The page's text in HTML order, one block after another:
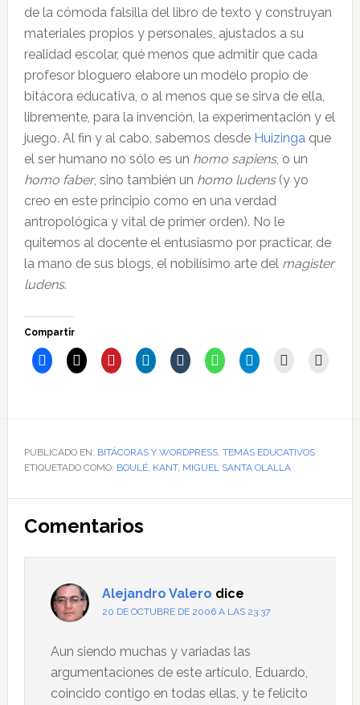
de la cómoda falsilla del libro de texto y construyan
materiales propios y personales, ajustados a su
realidad escolar, qué menos que admitir que cada
profesor bloguero elabore un modelo propio de
bitácora educativa, o al menos que se sirva de ella,
libremente, para la invención, la experimentación y el
juego. Al fin y al cabo, sabemos desde Huizinga que
el ser humano no sólo es un homo sapiens, o un
homo faber, sino también un homo ludens(y yo
creo en este principio como en una verdad
antropológica y vital de primer orden). No le
quitemos al docente el entusiasmo por practicar, de
la mano de sus blogs, el nobilísimo arte del magister
ludens.
Compartir
PUBLICADO EN: BITÁCORAS Y WORDPRESS, TEMAS EDUCATIVOS
ETIQUETADO COMO: BOULÉ, KANT, MIGUEL SANTA OLALLA
Interacciones
con
lectores
Comentarios
Alejandro Valero dice
20 DE OCTUBRE DE 2006 A LAS 23:37
Aun siendo muchas y variadas las
argumentaciones de este artículo, Eduardo,
coincido contigo en todas ellas, y te felicito